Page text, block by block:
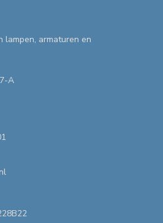
lampen, armaturen en
A